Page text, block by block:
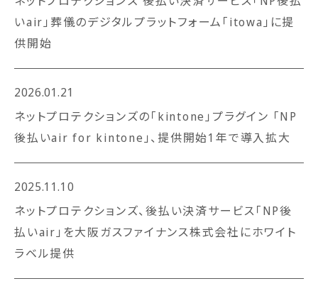
いair」葬儀のデジタルプラットフォーム「itowa」に提
供開始
2026.01.21
ネットプロテクションズの「kintone」プラグイン 「NP
後払いair for kintone」、提供開始1年で導入拡大
2025.11.10
ネットプロテクションズ、後払い決済サービス「NP後
払いair」を大阪ガスファイナンス株式会社にホワイト
ラベル提供